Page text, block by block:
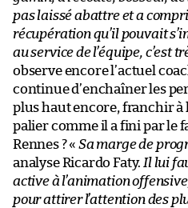
pas laissé abattre et a
récupération qu’il pouvait
au service de l’équipe, c’est
observe encore l’actuel
continue d’enchaîner les
plus haut encore, franchir à
palier comme il a fini par le
Rennes ? «Sa marge de
analyse Ricardo Faty. Il lui
active à l’animation
pour attirer l’attention des